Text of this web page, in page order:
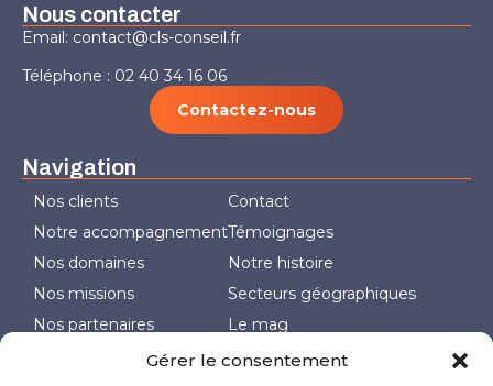
Gérer le consentement
Nous contacter
Email: contact@cls-conseil.fr
Téléphone : 02 40 34 16 06
Contactez-nous
Navigation
Nos clients
Notre accompagnement
Nos domaines
Nos missions
Nos partenaires
Contact
Témoignages
Notre histoire
Secteurs géographiques
Le mag
Politique de cookies (UE)